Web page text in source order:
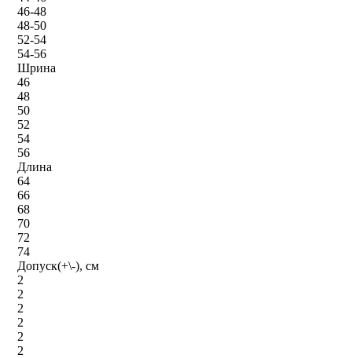
46-48
48-50
52-54
54-56
Шрина
46
48
50
52
54
56
Длина
64
66
68
70
72
74
Допуск(+\-), см
2
2
2
2
2
2